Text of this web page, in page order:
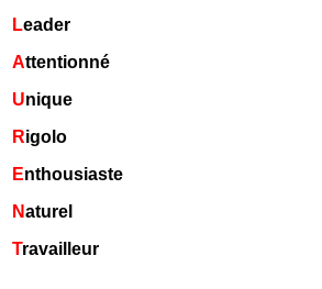
Leader
Attentionné
Unique
Rigolo
Enthousiaste
Naturel
Travailleur